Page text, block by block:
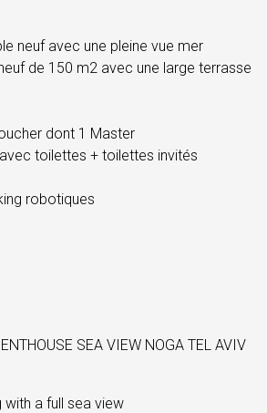
neuf avec une pleine vue mer
de 150 m2 avec une large terrasse
dont 1 Master
toilettes + toilettes invités
robotiques
SEA VIEW NOGA TEL AVIV
with a full sea view